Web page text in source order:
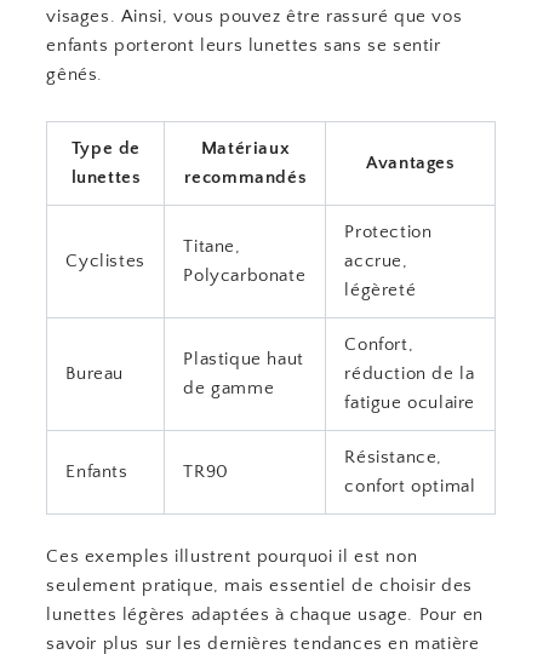
visages. Ainsi, vous pouvez être rassuré que vos
enfants porteront leurs lunettes sans se sentir
gênés.
Type de
lunettes
Matériaux
recommandés
Avantages
Cyclistes
Titane,
Polycarbonate
Protection
accrue,
légèreté
Bureau
Plastique haut
de gamme
Confort,
réduction de la
fatigue oculaire
Enfants TR90
Résistance,
confort optimal
Ces exemples illustrent pourquoi il est non
seulement pratique, mais essentiel de choisir des
lunettes légères adaptées à chaque usage. Pour en
savoir plus sur les dernières tendances en matière